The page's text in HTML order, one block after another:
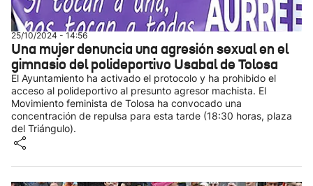
25/10/2024 - 14:56
Una mujer denuncia una agresión sexual en el
gimnasio del polideportivo Usabal de Tolosa
El Ayuntamiento ha activado el protocolo y ha prohibido el
acceso al polideportivo al presunto agresor machista. El
Movimiento feminista de Tolosa ha convocado una
concentración de repulsa para esta tarde (18:30 horas, plaza
del Triángulo).